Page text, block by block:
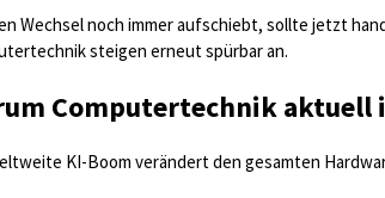
Wechsel noch immer aufschiebt, sollte jetzt
steigen erneut spürbar an.
Computertechnik
KI-Boom verändert den gesamten